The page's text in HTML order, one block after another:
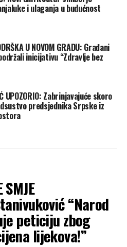
i ulaganja u budućnost
U NOVOM GRADU: Građani
inicijativu “Zdravlje bez
UPOZORIO: Zabrinjavajuće skoro
predsjednika Srpske iz
SMJE
“Narod
peticiju zbog
lijekova!”